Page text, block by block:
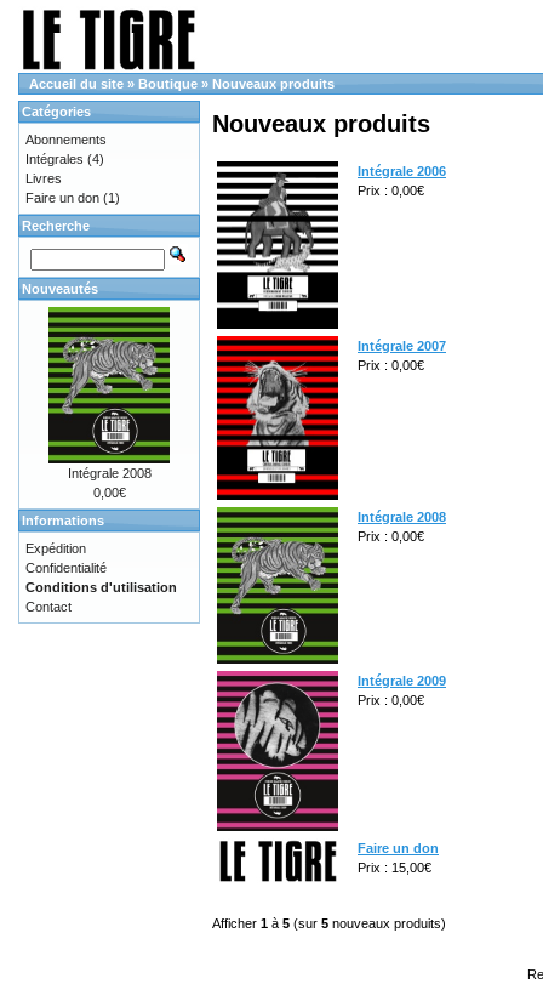
Accueil du site » Boutique » Nouveaux produits
Nouveaux produits
Intégrale 2006
Prix : 0,00€
Intégrale 2007
Prix : 0,00€
Intégrale 2008
Prix : 0,00€
Intégrale 2009
Prix : 0,00€
Faire un don
Prix : 15,00€
Afficher 1 à 5 (sur 5 nouveaux produits)
Catégories
Abonnements
Intégrales (4)
Livres
Faire un don (1)
Recherche
Nouveautés
Intégrale 2008
0,00€
Informations
Expédition
Confidentialité
Conditions d'utilisation
Contact